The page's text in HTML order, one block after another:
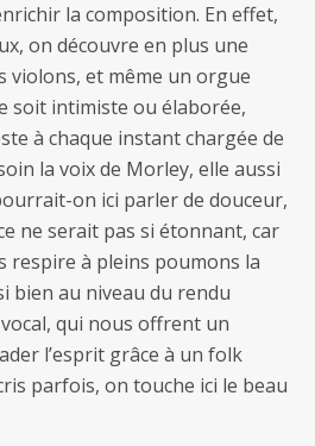
la composition. En effet,
on découvre en plus une
violons, et même un orgue
soit intimiste ou élaborée,
à chaque instant chargée de
la voix de Morley, elle aussi
on ici parler de douceur,
ne serait pas si étonnant, car
respire à pleins poumons la
bien au niveau du rendu
qui nous offrent un
l’esprit grâce à un folk
parfois, on touche ici le beau